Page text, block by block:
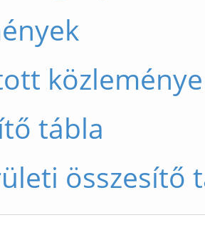
tábla
összesítő